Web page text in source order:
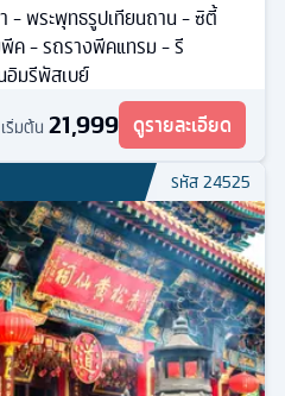
- พระพุทธรูปเทียนถาน - ซิตี้
พีค - รถรางพีคแทรม - รี
อิมรีพัสเบย์
เริ่มต้น 21,999 ดูรายละเอียด
รหัส24525